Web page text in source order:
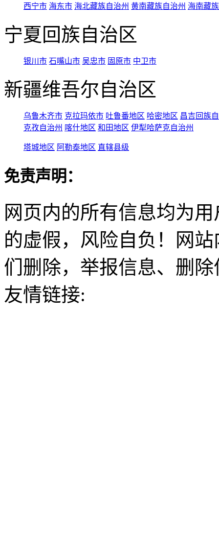
西宁市 海东市 海北藏族自治州 黄南藏族自治州 海南藏
宁夏回族自治区
银川市 石嘴山市 吴忠市 固原市 中卫市
新疆维吾尔自治区
乌鲁木齐市 克拉玛依市 吐鲁番地区 哈密地区 昌吉回族
克孜自治州 喀什地区 和田地区 伊犁哈萨克自治州
塔城地区 阿勒泰地区 直辖县级
免责声明：
网页内的所有信息均为
的虚假，风险自负！网
们删除，举报信息、删
友情链接: